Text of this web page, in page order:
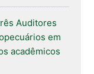
Auditores
em
acadêmicos